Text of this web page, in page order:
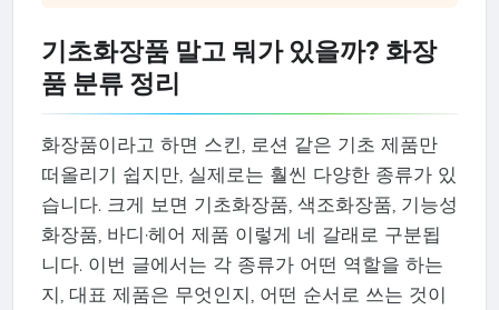
기초화장품 말고 뭐가 있을까? 화장
품 분류 정리
화장품이라고 하면 스킨, 로션 같은 기초 제품만
떠올리기 쉽지만, 실제로는 훨씬 다양한 종류가 있
습니다. 크게 보면 기초화장품, 색조화장품, 기능성
화장품, 바디·헤어 제품 이렇게 네 갈래로 구분됩
니다. 이번 글에서는 각 종류가 어떤 역할을 하는
지, 대표 제품은 무엇인지, 어떤 순서로 쓰는 것이